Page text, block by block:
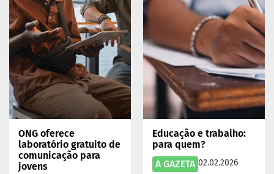
ONG oferece
laboratório gratuito de
comunicação para
jovens
Educação e trabalho:
para quem?
A GAZETA 02.02.2026